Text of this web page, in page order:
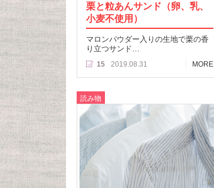
栗と粒あんサンド（卵、乳、
小麦不使用）
マロンパウダー入りの生地で栗の香
り立つサンド…
15 2019.08.31 MORE
読み物